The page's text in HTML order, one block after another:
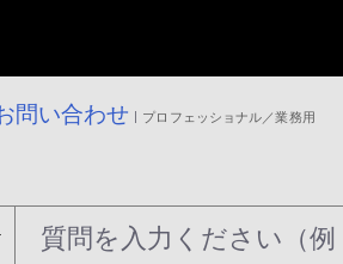
問い合わせ プロフェッショナル／業務用